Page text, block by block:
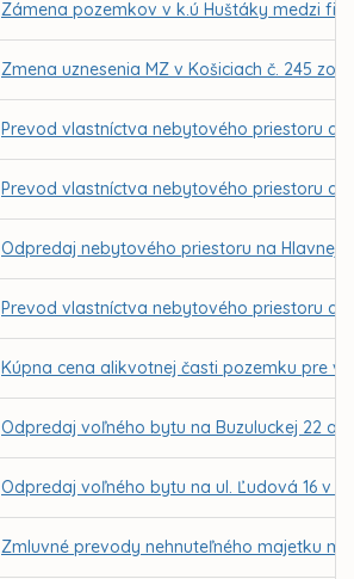
Zámena pozemkov v k.ú Huštáky medzi
Zmena uznesenia MZ v Košiciach č. 245 zo
Prevod vlastníctva nebytového priestoru a
Prevod vlastníctva nebytového priestoru a
Odpredaj nebytového priestoru na Hlavnej
Prevod vlastníctva nebytového priestoru a
Kúpna cena alikvotnej časti pozemku pre
Odpredaj voľného bytu na Buzuluckej 22 a
Odpredaj voľného bytu na ul. Ľudová 16 v
Zmluvné prevody nehnuteľného majetku